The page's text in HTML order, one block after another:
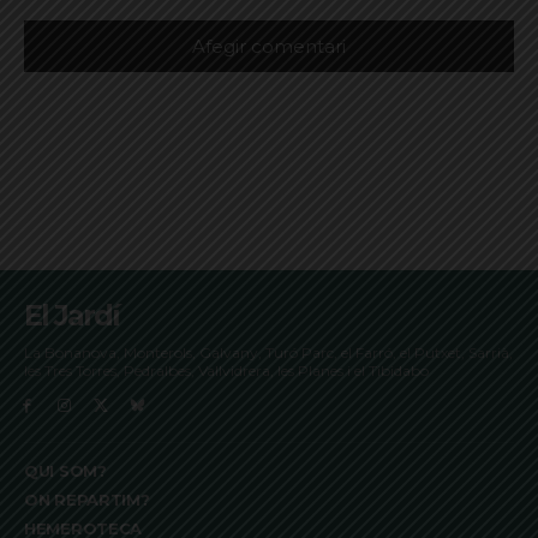
El Jardí
La Bonanova, Monterols, Galvany, Turó Parc, el Farró, el Putxet, Sarrià,
les Tres Torres, Pedralbes, Vallvidrera, les Planes i el Tibidabo
QUI SOM?
ON REPARTIM?
HEMEROTECA